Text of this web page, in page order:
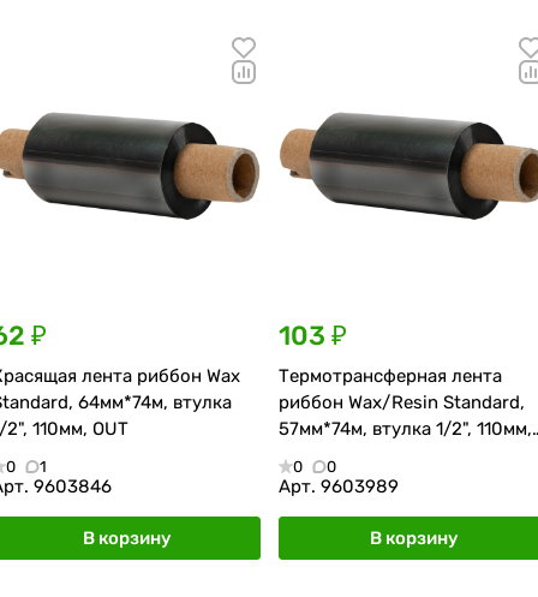
₽
лента риббон Wax
64мм*74м, втулка
2", 110мм, OUT
0 1
9603846
В корзину
103 ₽
Термотрансферная лента
риббон Wax/Resin Standard,
57мм*74м, втулка 1/2", 110мм,
OUT
0 0
Арт. 9603989
В корзину